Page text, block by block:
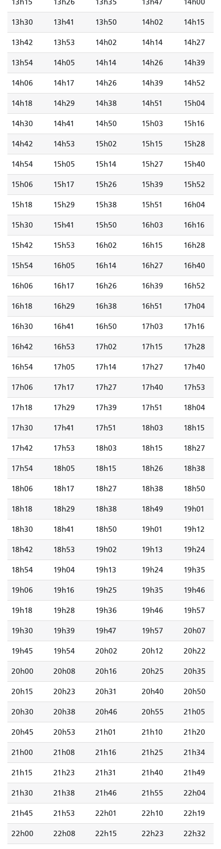
13h15 13h26 13h35 13h47 14h00
13h30 13h41 13h50 14h02 14h15
13h42 13h53 14h02 14h14 14h27
13h54 14h05 14h14 14h26 14h39
14h06 14h17 14h26 14h39 14h52
14h18 14h29 14h38 14h51 15h04
14h30 14h41 14h50 15h03 15h16
14h42 14h53 15h02 15h15 15h28
14h54 15h05 15h14 15h27 15h40
15h06 15h17 15h26 15h39 15h52
15h18 15h29 15h38 15h51 16h04
15h30 15h41 15h50 16h03 16h16
15h42 15h53 16h02 16h15 16h28
15h54 16h05 16h14 16h27 16h40
16h06 16h17 16h26 16h39 16h52
16h18 16h29 16h38 16h51 17h04
16h30 16h41 16h50 17h03 17h16
16h42 16h53 17h02 17h15 17h28
16h54 17h05 17h14 17h27 17h40
17h06 17h17 17h27 17h40 17h53
17h18 17h29 17h39 17h51 18h04
17h30 17h41 17h51 18h03 18h15
17h42 17h53 18h03 18h15 18h27
17h54 18h05 18h15 18h26 18h38
18h06 18h17 18h27 18h38 18h50
18h18 18h29 18h38 18h49 19h01
18h30 18h41 18h50 19h01 19h12
18h42 18h53 19h02 19h13 19h24
18h54 19h04 19h13 19h24 19h35
19h06 19h16 19h25 19h35 19h46
19h18 19h28 19h36 19h46 19h57
19h30 19h39 19h47 19h57 20h07
19h45 19h54 20h02 20h12 20h22
20h00 20h08 20h16 20h25 20h35
20h15 20h23 20h31 20h40 20h50
20h30 20h38 20h46 20h55 21h05
20h45 20h53 21h01 21h10 21h20
21h00 21h08 21h16 21h25 21h34
21h15 21h23 21h31 21h40 21h49
21h30 21h38 21h46 21h55 22h04
21h45 21h53 22h01 22h10 22h19
22h00 22h08 22h15 22h23 22h32